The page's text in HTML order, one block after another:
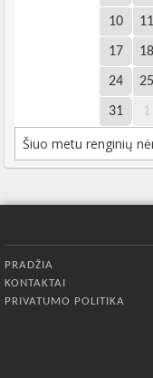
10 11
17 18
24 25
31 1
Šiuo metu renginių
PRADŽIA
KONTAKTAI
PRIVATUMO POLITIKA